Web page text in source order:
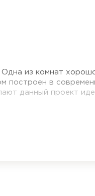
Одна из комнат
построен в
данный проект